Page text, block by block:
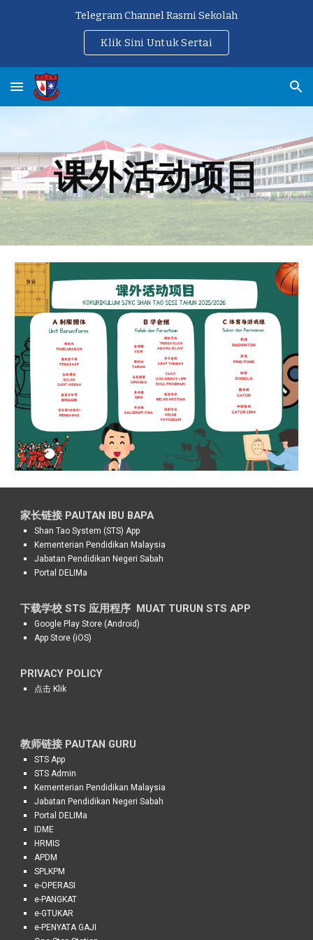
Telegram Channel Rasmi Sekolah
Klik Sini Untuk Sertai
课外活动项目
家长链接 PAUTAN IBU BAPA
Shan Tao System (STS) App
Kementerian Pendidikan Malaysia
Jabatan Pendidikan Negeri Sabah
Portal DELIMa
下载学校 STS 应用程序 MUAT TURUN STS APP
Google Play Store (Android)
App Store (iOS)
PRIVACY POLICY
点击 Klik
教师链接 PAUTAN GURU
STS App
STS Admin
Kementerian Pendidikan Malaysia
Jabatan Pendidikan Negeri Sabah
Portal DELIMa
IDME
HRMIS
APDM
SPLKPM
e-OPERASI
e-PANGKAT
e-GTUKAR
e-PENYATA GAJI